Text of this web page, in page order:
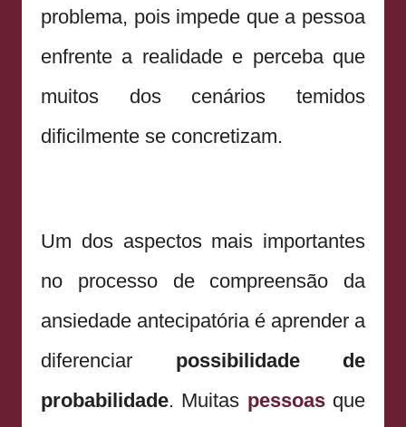
problema, pois impede que a pessoa
enfrente a realidade e perceba que
muitos dos cenários temidos
dificilmente se concretizam.
Um dos aspectos mais importantes
no processo de compreensão da
ansiedade antecipatória é aprender a
diferenciar possibilidade de
probabilidade. Muitas pessoasque